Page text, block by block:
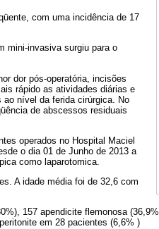
com uma incidência de 17
mini-invasiva surgiu para o
dor pós-operatória, incisões
rápido as atividades diárias e
nível da ferida cirúrgica. No
de abscessos residuais
operados no Hospital Maciel
o dia 01 de Junho de 2013 a
como laparotomica.
A idade média foi de 32,6 com
157 apendicite flemonosa
em 28 pacientes (6,6% )